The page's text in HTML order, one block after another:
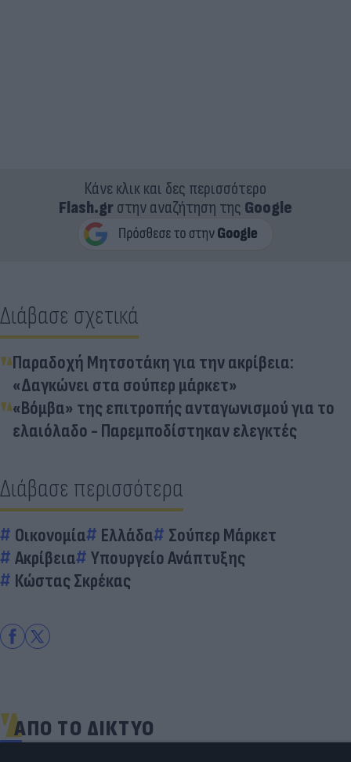
Κάνε κλικ και δες περισσότερο
Flash.grστην αναζήτηση της Google
Διάβασε σχετικά
Παραδοχή Μητσοτάκη για την ακρίβεια:
«Δαγκώνει στα σούπερ μάρκετ»
«Βόμβα» της επιτροπής ανταγωνισμού για το
ελαιόλαδο - Παρεμποδίστηκαν ελεγκτές
Διάβασε περισσότερα
Οικονομία Ελλάδα
Σούπερ Μάρκετ
Ακρίβεια
Υπουργείο Ανάπτυξης
Κώστας Σκρέκας
ΑΠΟ ΤΟ ΔΙΚΤΥΟ